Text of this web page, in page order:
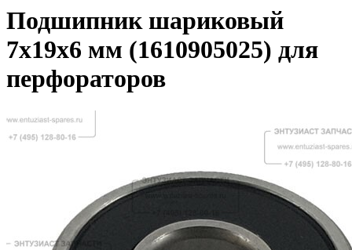
Подшипник шариковый
7x19x6 мм (1610905025) для
перфораторов